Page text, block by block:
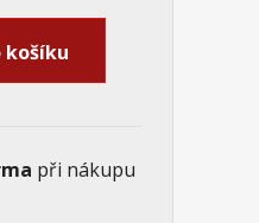
košíku
při nákupu